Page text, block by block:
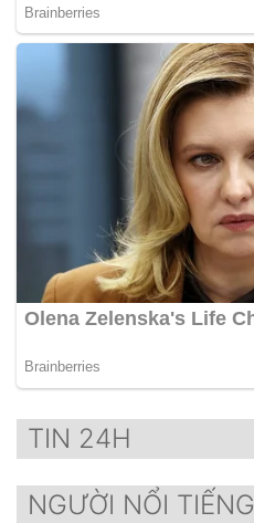
TIN 24H
NGƯỜI NỔI TIẾNG